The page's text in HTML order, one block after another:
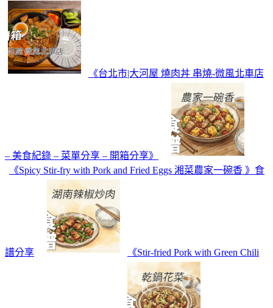
《台北市|大河屋 燒肉丼 串燒-微風北車店
– 美食紀錄 – 菜單分享 – 開箱分享》
《Spicy Stir-fry with Pork and Fried Eggs 湘菜農家一碗香 》食
譜分享 《Stir-fried Pork with Green Chili